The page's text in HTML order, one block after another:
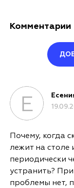
Комментарии
Е
Почему, когда
лежит на столе
периодически
устранить?
проблемы нет,